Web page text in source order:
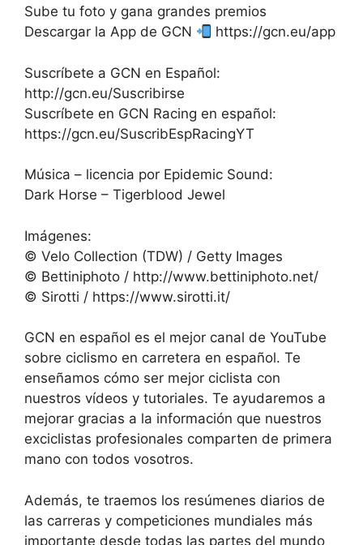
Sube tu foto y gana grandes premios
Descargar la App de GCN
https://gcn.eu/app
Suscríbete a GCN en Español:
http://gcn.eu/Suscribirse
Suscríbete en GCN Racing en español:
https://gcn.eu/SuscribEspRacingYT
Música – licencia por Epidemic Sound:
Dark Horse – Tigerblood Jewel
Imágenes:
© Velo Collection (TDW) / Getty Images
© Bettiniphoto / http://www.bettiniphoto.net/
© Sirotti / https://www.sirotti.it/
GCN en español es el mejor canal de YouTube
sobre ciclismo en carretera en español. Te
enseñamos cómo ser mejor ciclista con
nuestros vídeos y tutoriales. Te ayudaremos a
mejorar gracias a la información que nuestros
exciclistas profesionales comparten de primera
mano con todos vosotros.
Además, te traemos los resúmenes diarios de
las carreras y competiciones mundiales más
importante desde todas las partes del mundo